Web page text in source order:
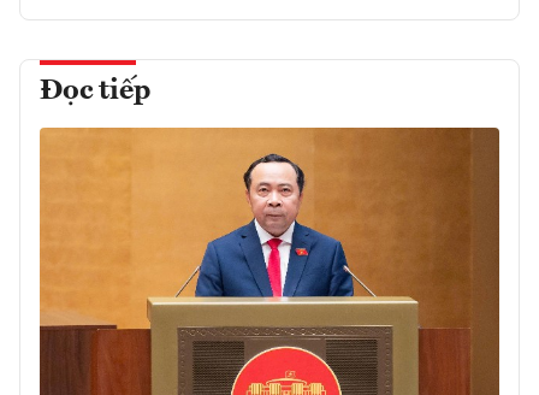
Đọc tiếp